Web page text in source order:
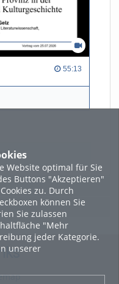
Website optimal für Sie
Buttons "Akzeptieren"
zu. Durch
können Sie
Sie zulassen
"Mehr
jeder Kategorie.
unserer
55:13